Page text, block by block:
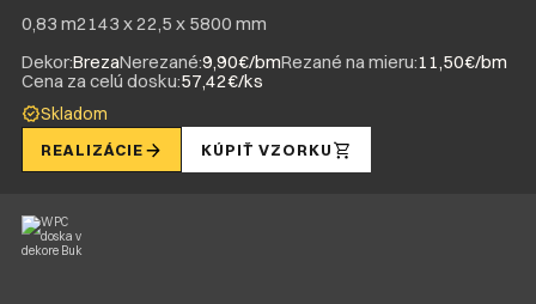
0,83 m2143 x 22,5 x 5800 mm
Dekor:BrezaNerezané:9,90€/bmRezané na mieru:11,50€/bm
Cena za celú dosku:57,42€/ks
Skladom
REALIZÁCIE KÚPIŤ VZORKU